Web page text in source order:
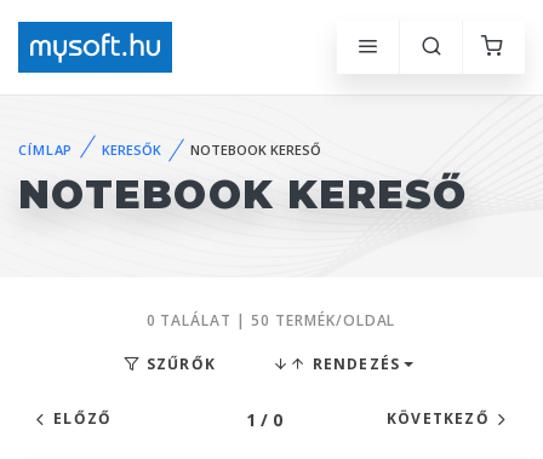
CÍMLAP KERESŐK NOTEBOOK KERESŐ
NOTEBOOK KERESŐ
0 TALÁLAT | 50 TERMÉK/OLDAL
SZŰRŐK RENDEZÉS
ELŐZŐ 1 / 0 KÖVETKEZŐ